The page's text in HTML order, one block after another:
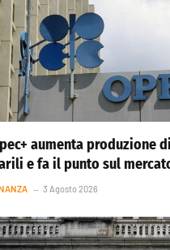
aumenta produzione
e fa il punto sul
3 Agosto 2026